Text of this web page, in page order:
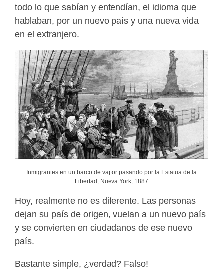
todo lo que sabían y entendían, el idioma que
hablaban, por un nuevo país y una nueva vida
en el extranjero.
Inmigrantes en un barco de vapor pasando por la Estatua de la
Libertad, Nueva York, 1887
Hoy, realmente no es diferente. Las personas
dejan su país de origen, vuelan a un nuevo país
y se convierten en ciudadanos de ese nuevo
país.
Bastante simple, ¿verdad? Falso!